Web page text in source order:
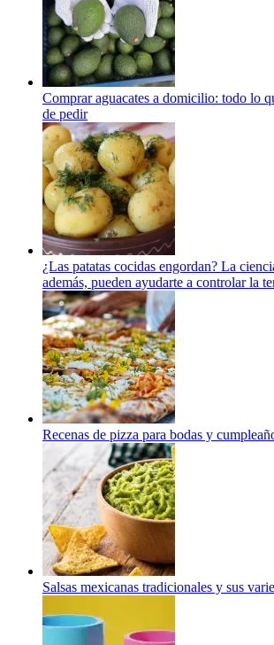
Comprar aguacates a domicilio: todo lo
de pedir
¿Las patatas cocidas engordan? La
además, pueden ayudarte a controlar la
Recenas de pizza para bodas y
Salsas mexicanas tradicionales y sus